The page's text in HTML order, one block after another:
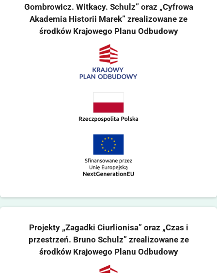
Gombrowicz. Witkacy. Schulz” oraz „Cyfrowa
Akademia Historii Marek” zrealizowane ze
środków Krajowego Planu Odbudowy
Projekty „Zagadki Ciurlionisa” oraz „Czas i
przestrzeń. Bruno Schulz” zrealizowane ze
środków Krajowego Planu Odbudowy